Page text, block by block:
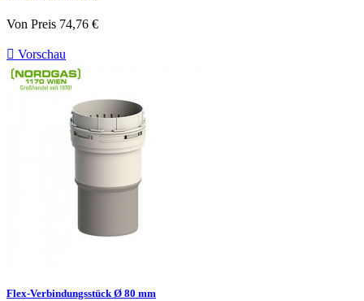
Von Preis 74,76 €
 Vorschau
Flex-Verbindungsstück Ø 80 mm